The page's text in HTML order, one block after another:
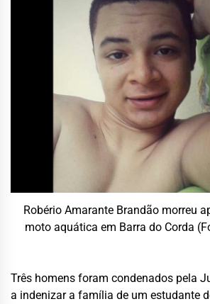
Robério Amarante Brandão morreu
moto aquática em Barra do Corda
Três homens foram condenados pela
a indenizar a família de um estudante